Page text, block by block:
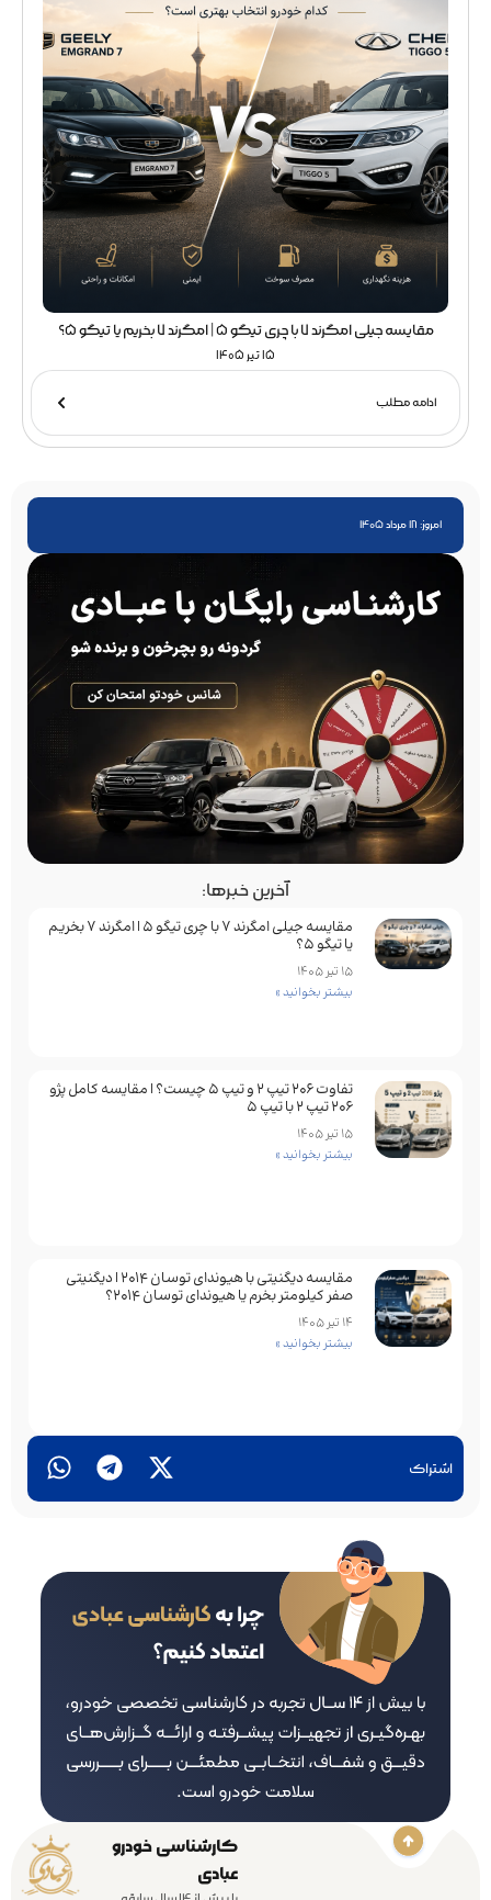
مقایسه جیلی امگرند 7 با چری تیگو 5 | امگرند 7 بخریم یا تیگو 5؟
15 تیر 1405
ادامه مطلب
اشتراک
امروز: 18 مرداد 1405
آخرین خبرها:
مقایسه جیلی امگرند 7 با چری تیگو 5 | امگرند 7 بخریم
یا تیگو 5؟
15 تیر 1405
بیشتر بخوانید »
تفاوت ۲۰۶ تیپ ۲ و تیپ ۵ چیست؟ | مقایسه کامل پژو
۲۰۶ تیپ ۲ با تیپ ۵
15 تیر 1405
بیشتر بخوانید »
مقایسه دیگنیتی با هیوندای توسان 2014 | دیگنیتی
صفر کیلومتر بخرم یا هیوندای توسان 2014؟
14 تیر 1405
بیشتر بخوانید »
کارشناسی خودرو
عبادی